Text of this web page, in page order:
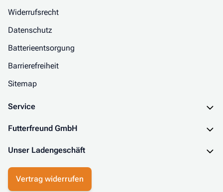
Widerrufsrecht
Datenschutz
Batterieentsorgung
Barrierefreiheit
Sitemap
Service
Futterfreund GmbH
Unser Ladengeschäft
Vertrag widerrufen